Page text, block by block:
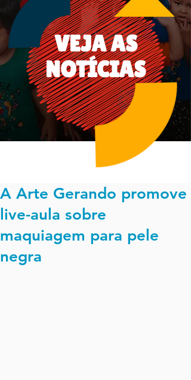
VEJA AS
NOTÍCIAS
A Arte Gerando promove
live-aula sobre
maquiagem para pele
negra